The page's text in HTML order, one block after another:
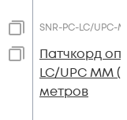
SNR-PC-LC/UPC-
Патчкорд
LC/UPC MM
метров